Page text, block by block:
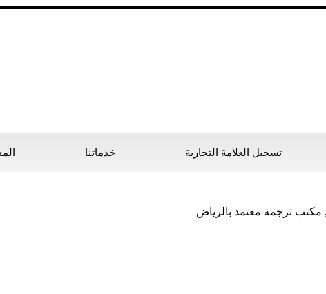
تسجيل العلامة التجارية خدماتنا
, مكتب ترجمة معتمد بالرياض